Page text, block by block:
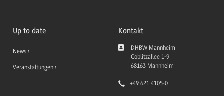
Up to date
News
Veranstaltungen
Kontakt
DHBW Mannheim
Coblitzallee 1-9
68163 Mannheim
+49 621 4105-0